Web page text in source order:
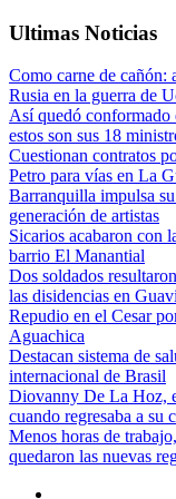
Ultimas Noticias
Como carne de cañón:
Rusia en la guerra de
Así quedó conformado
estos son sus 18
Cuestionan contratos
Petro para vías en La
Barranquilla impulsa
generación de artistas
Sicarios acabaron con
barrio El Manantial
Dos soldados
las disidencias en
Repudio en el Cesar
Aguachica
Destacan sistema de
internacional de Brasil
Diovanny De La Hoz,
cuando regresaba a su
Menos horas de
quedaron las nuevas